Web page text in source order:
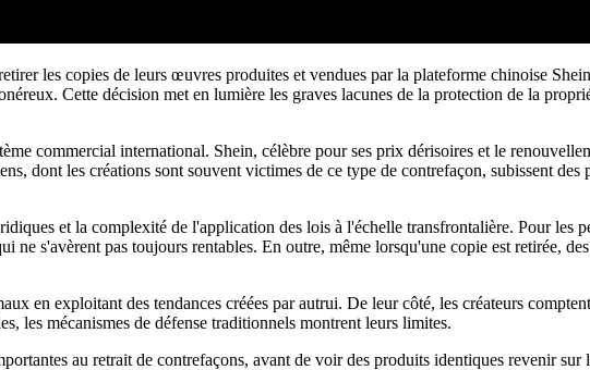
les copies de leurs œuvres produites et vendues par la plateforme chinoise
Cette décision met en lumière les graves lacunes de la protection de la
commercial international. Shein, célèbre pour ses prix dérisoires et le
dont les créations sont souvent victimes de ce type de contrefaçon, subissent des
et la complexité de l'application des lois à l'échelle transfrontalière. Pour les
ne s'avèrent pas toujours rentables. En outre, même lorsqu'une copie est retirée,
en exploitant des tendances créées par autrui. De leur côté, les créateurs
les mécanismes de défense traditionnels montrent leurs limites.
au retrait de contrefaçons, avant de voir des produits identiques revenir sur